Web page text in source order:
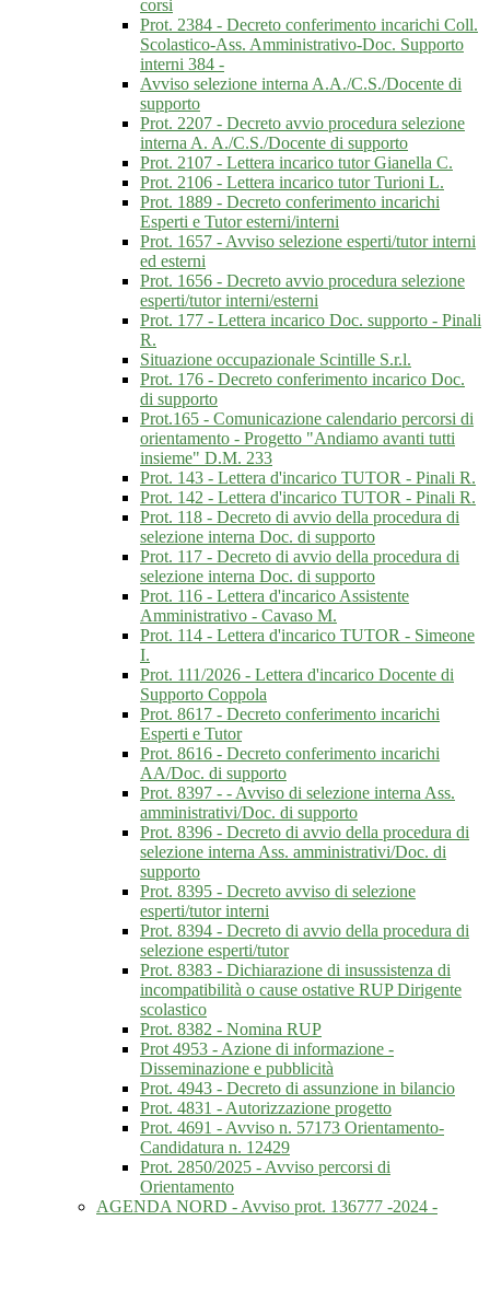
corsi
Prot. 2384 - Decreto conferimento incarichi Coll.
Scolastico-Ass. Amministrativo-Doc. Supporto
interni 384 -
Avviso selezione interna A.A./C.S./Docente di
supporto
Prot. 2207 - Decreto avvio procedura selezione
interna A. A./C.S./Docente di supporto
Prot. 2107 - Lettera incarico tutor Gianella C.
Prot. 2106 - Lettera incarico tutor Turioni L.
Prot. 1889 - Decreto conferimento incarichi
Esperti e Tutor esterni/interni
Prot. 1657 - Avviso selezione esperti/tutor interni
ed esterni
Prot. 1656 - Decreto avvio procedura selezione
esperti/tutor interni/esterni
Prot. 177 - Lettera incarico Doc. supporto - Pinali
R.
Situazione occupazionale Scintille S.r.l.
Prot. 176 - Decreto conferimento incarico Doc.
di supporto
Prot.165 - Comunicazione calendario percorsi di
orientamento - Progetto "Andiamo avanti tutti
insieme" D.M. 233
Prot. 143 - Lettera d'incarico TUTOR - Pinali R.
Prot. 142 - Lettera d'incarico TUTOR - Pinali R.
Prot. 118 - Decreto di avvio della procedura di
selezione interna Doc. di supporto
Prot. 117 - Decreto di avvio della procedura di
selezione interna Doc. di supporto
Prot. 116 - Lettera d'incarico Assistente
Amministrativo - Cavaso M.
Prot. 114 - Lettera d'incarico TUTOR - Simeone
I.
Prot. 111/2026 - Lettera d'incarico Docente di
Supporto Coppola
Prot. 8617 - Decreto conferimento incarichi
Esperti e Tutor
Prot. 8616 - Decreto conferimento incarichi
AA/Doc. di supporto
Prot. 8397 - - Avviso di selezione interna Ass.
amministrativi/Doc. di supporto
Prot. 8396 - Decreto di avvio della procedura di
selezione interna Ass. amministrativi/Doc. di
supporto
Prot. 8395 - Decreto avviso di selezione
esperti/tutor interni
Prot. 8394 - Decreto di avvio della procedura di
selezione esperti/tutor
Prot. 8383 - Dichiarazione di insussistenza di
incompatibilità o cause ostative RUP Dirigente
scolastico
Prot. 8382 - Nomina RUP
Prot 4953 - Azione di informazione -
Disseminazione e pubblicità
Prot. 4943 - Decreto di assunzione in bilancio
Prot. 4831 - Autorizzazione progetto
Prot. 4691 - Avviso n. 57173 Orientamento-
Candidatura n. 12429
Prot. 2850/2025 - Avviso percorsi di
Orientamento
AGENDA NORD - Avviso prot. 136777 -2024 -